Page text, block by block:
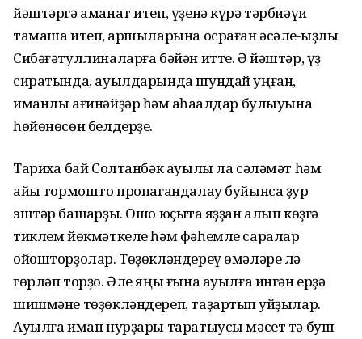
йәштәргә аманат итеп, үҙенә күрә тәрбиәүи
тамаша итеп, ҡаршыларына осраған әсәле-ҡыҙлы
Сибәғәтуллиналарға бәйән итте. Ә йәштәр, үҙ
сиратында, ауылдарында шундай уңған,
иманлы ағинәйҙәр һәм аҡһаҡалдар булыуына
һөйөнөсөн белдерҙе.
Тарихҡа бай Солтанбәк ауылы ла сәләмәт һәм
айыҡ тормошто пропагандалау буйынса ҙур
эштәр башҡарҙы. Ошо юҫыҡта яҙҙан алып көҙгә
тиклем йөкмәткеле һәм фәһемле саралар
ойошторҙолар. Төҙөкләндереү өмәләре лә
гөрләп торҙо. Әле яңы ғына ауылға ингән ерҙә
шишмәне төҙөкләндереп, таҙартып ҡуйҙылар.
Ауылға иман нурҙары таратыусы мәсет тә буш